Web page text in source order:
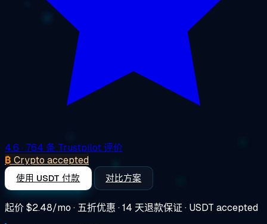
4.6 · 764 条 Trustpilot 评价
₿ Crypto accepted
使用 USDT 付款 对比方案
起价$2.48/mo · 五折优惠 · 14 天退款保证 · USDT accepted